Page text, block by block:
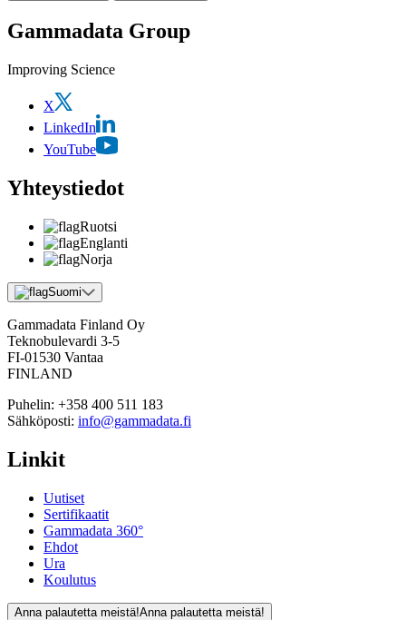
Gammadata Group
Improving Science
X
LinkedIn
YouTube
Yhteystiedot
Ruotsi
Englanti
Norja
Suomi
Gammadata Finland Oy
Teknobulevardi 3-5
FI-01530 Vantaa
FINLAND
Puhelin: +358 400 511 183
Sähköposti: info@gammadata.fi
Linkit
Uutiset
Sertifikaatit
Gammadata 360°
Ehdot
Ura
Koulutus
Anna palautetta meistä!Anna palautetta meistä!